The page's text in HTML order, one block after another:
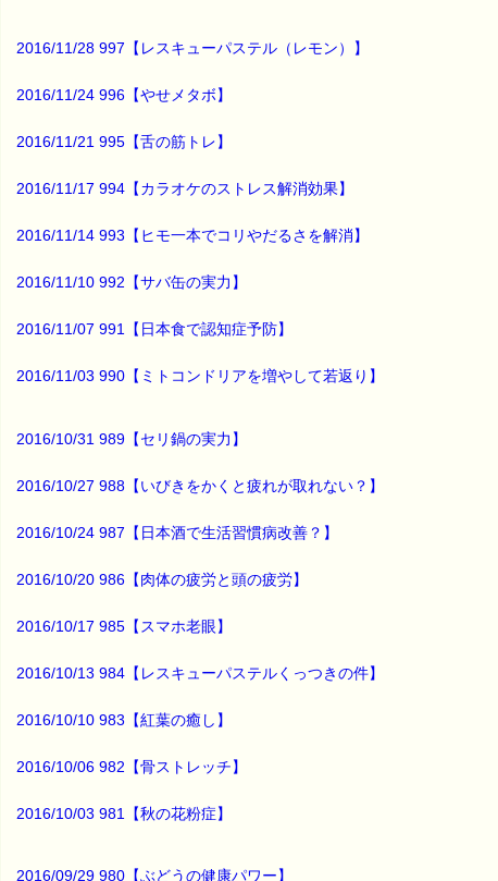
日常生活の中でバッチフラワーを使うことが
全く知識がない方でも、
ＰＴＴコースは、
地方に在住し活動している講師が担当するもので、
今回は
全６日間のコースです。
ご興味のある方は
お早めにお申し込み下さいね。
詳しい内容は
→http://www.pass-thyme.com/office/ptt1-6days.asp
■開催地：全国
全国で開催される
バッチ国際教育プログラムが
バッチホリスティック研究会の
詳細は
→http://www.bachflower.gr.jp/biep/biep_schedule.html
2016/11/28 997【レスキューパステル（レモン）】
2016/11/24 996【やせメタボ】
2016/11/21 995【舌の筋トレ】
2016/11/17 994【カラオケのストレス解消効果】
2016/11/14 993【ヒモ一本でコリやだるさを解消】
2016/11/10 992【サバ缶の実力】
2016/11/07 991【日本食で認知症予防】
2016/11/03 990【ミトコンドリアを増やして若返り】
2016/10/31 989【セリ鍋の実力】
2016/10/27 988【いびきをかくと疲れが取れない？】
2016/10/24 987【日本酒で生活習慣病改善？】
2016/10/20 986【肉体の疲労と頭の疲労】
2016/10/17 985【スマホ老眼】
2016/10/13 984【レスキューパステルくっつきの件】
2016/10/10 983【紅葉の癒し】
2016/10/06 982【骨ストレッチ】
2016/10/03 981【秋の花粉症】
2016/09/29 980【ぶどうの健康パワー】